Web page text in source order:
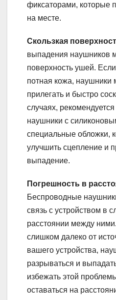
фиксаторами, которые
на месте.
Скользкая
выпадения наушников
поверхность ушей.
потная кожа, наушники
прилегать и быстро
случаях,
наушники с
специальные обложки,
улучшить сцепление и
выпадение.
Погрешность в
Беспроводные
связь с устройством в
расстоянии между
слишком далеко от
вашего устройства,
разрываться и
избежать этой
оставаться на